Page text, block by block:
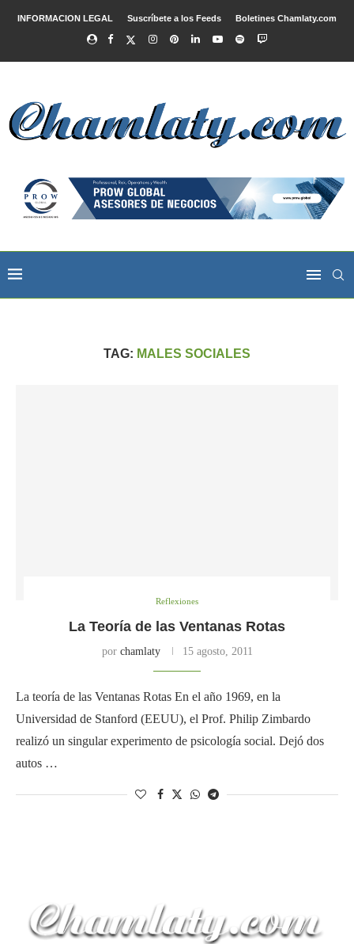
INFORMACION LEGAL Suscríbete a los Feeds Boletines Chamlaty.com
TAG: MALES SOCIALES
Reflexiones
La Teoría de las Ventanas Rotas
por chamlaty 15 agosto, 2011
La teoría de las Ventanas Rotas En el año 1969, en la
Universidad de Stanford (EEUU), el Prof. Philip Zimbardo
realizó un singular experimento de psicología social. Dejó dos
autos …